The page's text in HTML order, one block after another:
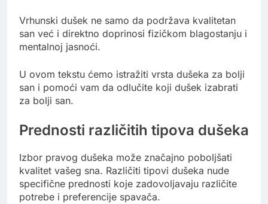
Vrhunski dušek ne samo da podržava kvalitetan
san već i direktno doprinosi fizičkom blagostanju i
mentalnoj jasnoći.
U ovom tekstu ćemo istražiti vrsta dušeka za bolji
san i pomoći vam da odlučite koji dušek izabrati
za bolji san.
Prednosti različitih tipova dušeka
Izbor pravog dušeka može značajno poboljšati
kvalitet vašeg sna. Različiti tipovi dušeka nude
specifične prednosti koje zadovoljavaju različite
potrebe i preferencije spavača.